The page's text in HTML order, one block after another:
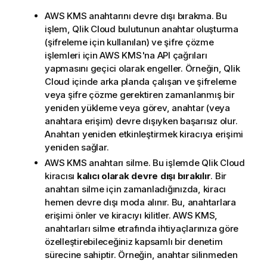
AWS KMS anahtarını devre dışı bırakma. Bu
işlem, Qlik Cloud bulutunun anahtar oluşturma
(şifreleme için kullanılan) ve şifre çözme
işlemleri içinAWS KMS'na API çağrıları
yapmasını geçici olarak engeller. Örneğin, Qlik
Cloud içinde arka planda çalışan ve şifreleme
veya şifre çözme gerektiren zamanlanmış bir
yeniden yükleme veya görev, anahtar (veya
anahtara erişim) devre dışıyken başarısız olur.
Anahtarı yeniden etkinleştirmek kiracıya erişimi
yeniden sağlar.
AWS KMS anahtarı silme. Bu işlemde Qlik Cloud
kiracısı kalıcı olarak devre dışı bırakılır. Bir
anahtarı silme için zamanladığınızda, kiracı
hemen devre dışı moda alınır. Bu, anahtarlara
erişimi önler ve kiracıyı kilitler. AWS KMS,
anahtarları silme etrafında ihtiyaçlarınıza göre
özelleştirebileceğiniz kapsamlı bir denetim
sürecine sahiptir. Örneğin, anahtar silinmeden